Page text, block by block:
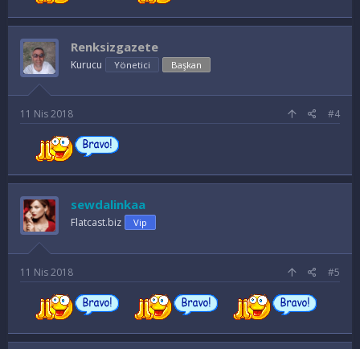
Renksizgazete
Kurucu Yönetici Başkan
11 Nis 2018 #4
sewdalinkaa
Flatcast.biz Vip
11 Nis 2018 #5